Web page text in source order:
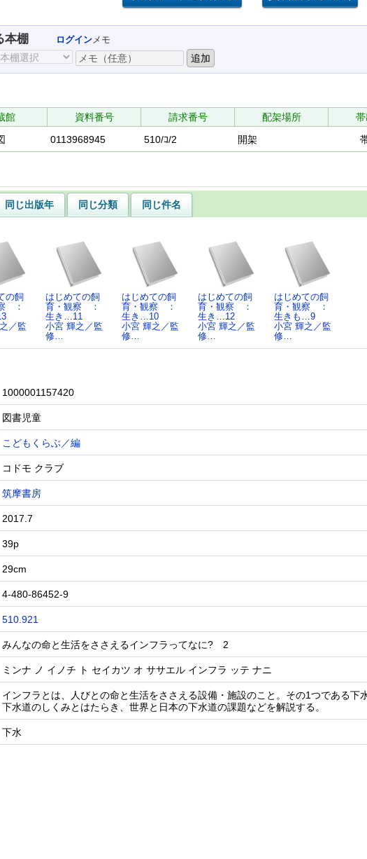
本棚 ログインメモ
館 資料番号 請求番号 配架場所
0113968945 510/ｺ/2 開架
同じ出版年 同じ分類
同じ件名
の飼
察 ：
／監
はじめての飼
育・観察 ：
生き…11
小宮 輝之／監
修…
はじめての飼
育・観察 ：
生き…10
小宮 輝之／監
修…
はじめての飼
育・観察 ：
生き…12
小宮 輝之／監
修…
はじめての飼
育・観察 ：
生きも…9
小宮 輝之／監
修…
1000001157420
図書児童
こどもくらぶ／編
コドモ クラブ
筑摩書房
2017.7
39p
29cm
4-480-86452-9
510.921
みんなの命と生活をささえるインフラってなに? 2
ミンナ ノ イノチ ト セイカツ オ ササエル インフラ ッテ ナニ
インフラとは、人びとの命と生活をささえる設備・施設のこと。その1つである下
下水道のしくみとはたらき、世界と日本の下水道の課題などを解説する。
下水